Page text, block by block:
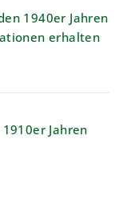
1940er Jahren
erhalten
Jahren